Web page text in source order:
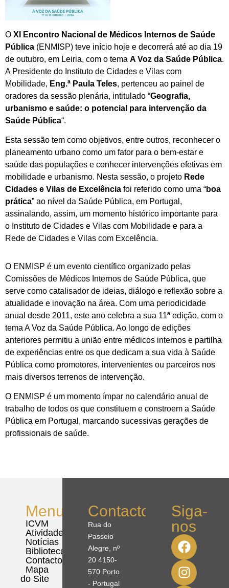
O XI Encontro Nacional de Médicos Internos de Saúde
Pública (ENMISP) teve início hoje e decorrerá até ao dia 19
de outubro, em Leiria, com o tema A Voz da Saúde Pública.
A Presidente do Instituto de Cidades e Vilas com
Mobilidade, Eng.ª Paula Teles, pertenceu ao painel de
oradores da sessão plenária, intitulado “Geografia,
urbanismo e saúde: o potencial para intervenção da
Saúde Pública“.
Esta sessão tem como objetivos, entre outros, reconhecer o
planeamento urbano como um fator para o bem-estar e
saúde das populações e conhecer intervenções efetivas em
mobilidade e urbanismo. Nesta sessão, o projeto Rede
Cidades e Vilas de Excelência foi referido como uma “boa
prática” ao nível da Saúde Pública, em Portugal,
assinalando, assim, um momento histórico importante para
o Instituto de Cidades e Vilas com Mobilidade e para a
Rede de Cidades e Vilas com Excelência.
O ENMISP é um evento científico organizado pelas
Comissões de Médicos Internos de Saúde Pública, que
serve como catalisador de ideias, diálogo e reflexão sobre a
atualidade e inovação na área. Com uma periodicidade
anual desde 2011, este ano celebra a sua 11ª edição, com o
tema A Voz da Saúde Pública. Ao longo de edições
anteriores permitiu a união entre médicos internos e partilha
de experiências entre os que dedicam a sua vida à Saúde
Pública como promotores, intervenientes ou parceiros nos
mais diversos terrenos de intervenção.
O ENMISP é um momento ímpar no calendário anual de
trabalho de todos os que constituem e constroem a Saúde
Pública em Portugal, marcando sucessivas gerações de
profissionais de saúde.
Menu
ICVM
Atividades
Notícias
Biblioteca
Contactos
Mapa
do Site
Contactos
Rua do
Passeio
Alegre, nº
20 4150-
570 Porto
- Portugal
Siga-
nos